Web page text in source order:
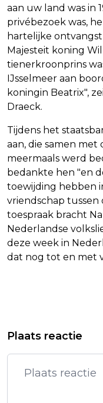
aan uw land was in
privébezoek was,
hartelijke
Majesteit koning
tienerkroonprins
IJsselmeer aan
koningin Beatrix",
Draeck.
Tijdens het
aan, die samen
meermaals werd
bedankte hen "en
toewijding hebben
vriendschap tussen
toespraak bracht
Nederlandse
deze week in
dat nog tot en met
DOELPUNT
INDUSTRIE IN
MINDER TE
Plaats reactie